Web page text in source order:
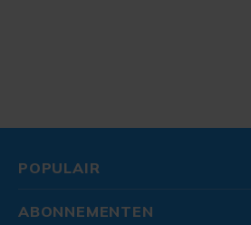
POPULAIR
ABONNEMENTEN